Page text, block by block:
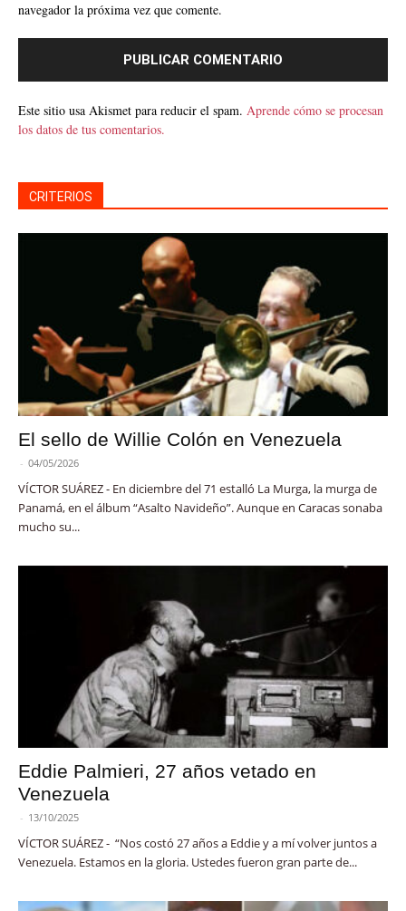
navegador la próxima vez que comente.
Este sitio usa Akismet para reducir el spam. Aprende cómo se procesan
los datos de tus comentarios.
CRITERIOS
El sello de Willie Colón en Venezuela
- 04/05/2026
VÍCTOR SUÁREZ - En diciembre del 71 estalló La Murga, la murga de
Panamá, en el álbum “Asalto Navideño”. Aunque en Caracas sonaba
mucho su...
Eddie Palmieri, 27 años vetado en
Venezuela
- 13/10/2025
VÍCTOR SUÁREZ - “Nos costó 27 años a Eddie y a mí volver juntos a
Venezuela. Estamos en la gloria. Ustedes fueron gran parte de...